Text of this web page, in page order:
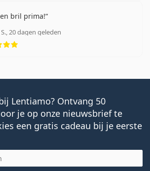
bril prima!
20 dagen geleden
Beoordeling 5 van 5
Lentiamo? Ontvang 50
je op onze nieuwsbrief te
een gratis cadeau bij je eerste